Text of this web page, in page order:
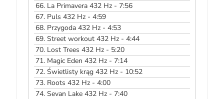
66. La Primavera 432 Hz - 7:56
67. Puls 432 Hz - 4:59
68. Przygoda 432 Hz - 4:53
69.Street workout 432 Hz - 4:44
70. Lost Trees 432 Hz - 5:20
71. Magic Eden 432 Hz - 7:14
72.Świetlisty krąg 432 Hz - 10:52
73. Roots 432 Hz - 4:00
74.Sevan Lake 432 Hz - 7:40